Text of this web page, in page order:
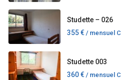
Studette – 026
355 € / mensuel
Studette 003
360 € / mensuel